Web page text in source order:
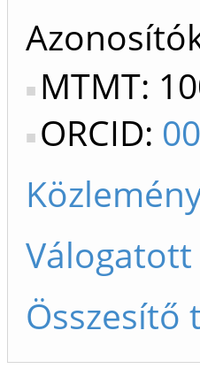
MTMT:
ORCID:
Összesítő